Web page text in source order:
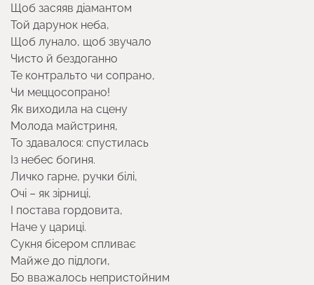
Щоб засяяв діамантом
Той дарунок неба,
Щоб лунало, щоб звучало
Чисто й бездоганно
Те контральто чи сопрано,
Чи меццосопрано!
Як виходила на сцену
Молода майстриня,
То здавалося: спустилась
Із небес богиня.
Личко гарне, ручки білі,
Очі – як зірниці,
І постава гордовита,
Наче у цариці.
Сукня бісером спливає
Майже до підлоги,
Бо вважалось непристойним